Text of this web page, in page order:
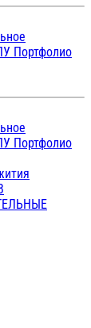
Портфолио
Портфолио